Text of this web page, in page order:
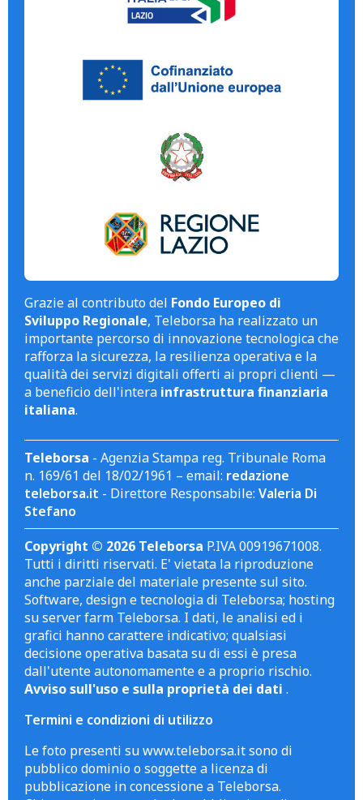
Grazie al contributo del Fondo Europeo di
Sviluppo Regionale, Teleborsa ha realizzato un
importante percorso di innovazione tecnologica che
rafforza la sicurezza, la resilienza operativa e la
qualità dei servizi digitali offerti ai propri clienti —
a beneficio dell'intera infrastruttura finanziaria
italiana.
Teleborsa - Agenzia Stampa reg. Tribunale Roma
n. 169/61 del 18/02/1961 – email: redazione
teleborsa.it - Direttore Responsabile: Valeria Di
Stefano
Copyright © 2026 Teleborsa P.IVA 00919671008.
Tutti i diritti riservati. E' vietata la riproduzione
anche parziale del materiale presente sul sito.
Software, design e tecnologia di Teleborsa; hosting
su server farm Teleborsa. I dati, le analisi ed i
grafici hanno carattere indicativo; qualsiasi
decisione operativa basata su di essi è presa
dall'utente autonomamente e a proprio rischio.
Avviso sull'uso e sulla proprietà dei dati .
Termini e condizioni di utilizzo
Le foto presenti su www.teleborsa.it sono di
pubblico dominio o soggette a licenza di
pubblicazione in concessione a Teleborsa.